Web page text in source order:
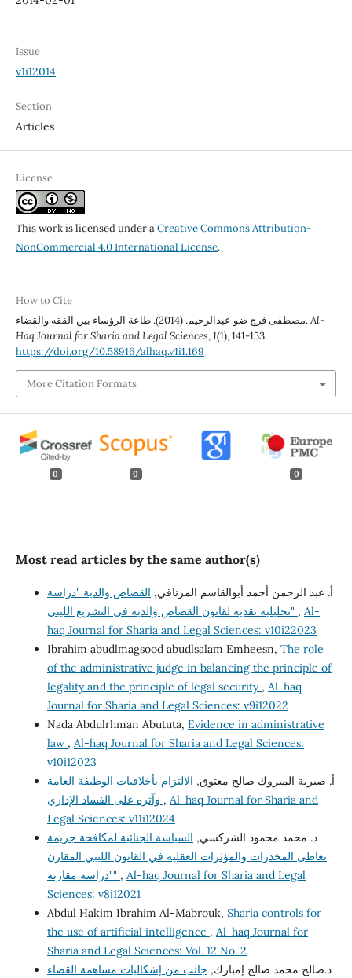
Issue
v1i12014
Section
Articles
License
This work is licensed under aCreative Commons Attribution-
NonCommercial 4.0 International License.
How to Cite
مصطفى فرج ضو عبدالرحيم. (2014). طاعة الرؤساء بين الفقه والقضاء.Al-
Haq Journal for Sharia and Legal Sciences,1(1), 141-153.
https://doi.org/10.58916/alhaq.v1i1.169
More Citation Formats
0 0 0
Most read articles by the same author(s)
أ. عبد الرحمن أحمد أبوالقاسم المرناقي, القصاص والدية "دراسة
تحليلية نقدية لقانون القصاص والدية في التشريع الليبي" , Al-
haq Journal for Sharia and Legal Sciences: v10i22023
Ibrahim abudlmagsood abudlsalam Emheesn, The role
of the administrative judge in balancing the principle of
legality and the principle of legal security , Al-haq
Journal for Sharia and Legal Sciences: v9i12022
Nada Abdulrhman Abututa, Evidence in administrative
law , Al-haq Journal for Sharia and Legal Sciences:
v10i12023
أ‌. صبرية المبروك صالح معتوق, الالتزام بأخلاقيات الوظيفة العامة
, Al-haq Journal for Sharia and
Legal Sciences: v11i12024
د. محمد محمود الشركسي, السياسة الجنائية لمكافحة جريمة
تعاطى المخدرات والمؤثرات العقلية في القانون الليبي المقارن
"دراسة مقارنة" , Al-haq Journal for Sharia and Legal
Sciences: v8i12021
Abdul Hakim Ibrahim Al-Mabrouk, Sharia controls for
the use of artificial intelligence , Al-haq Journal for
Sharia and Legal Sciences: Vol. 12 No. 2
د.صالح محمد صالح إمبارك, جانب من إشكاليات مساهمة القضاء